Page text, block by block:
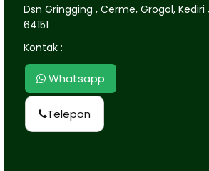
Dsn Gringging , Cerme, Grogol,
64151
Kontak :
Whatsapp
Telepon